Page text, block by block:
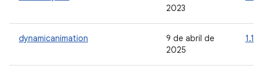
2023
dynamicanimation
9 de abril de
2025
1.1.0